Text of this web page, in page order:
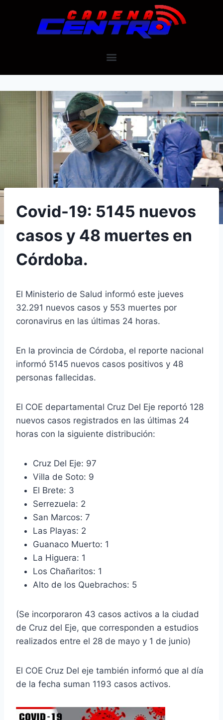
Covid-19: 5145 nuevos
casos y 48 muertes en
Córdoba.
El Ministerio de Salud informó este jueves
32.291 nuevos casos y 553 muertes por
coronavirus en las últimas 24 horas.
En la provincia de Córdoba, el reporte nacional
informó 5145 nuevos casos positivos y 48
personas fallecidas.
El COE departamental Cruz Del Eje reportó 128
nuevos casos registrados en las últimas 24
horas con la siguiente distribución:
Cruz Del Eje: 97
Villa de Soto: 9
El Brete: 3
Serrezuela: 2
San Marcos: 7
Las Playas: 2
Guanaco Muerto: 1
La Higuera: 1
Los Chañaritos: 1
Alto de los Quebrachos: 5
(Se incorporaron 43 casos activos a la ciudad
de Cruz del Eje, que corresponden a estudios
realizados entre el 28 de mayo y 1 de junio)
El COE Cruz Del eje también informó que al día
de la fecha suman 1193 casos activos.